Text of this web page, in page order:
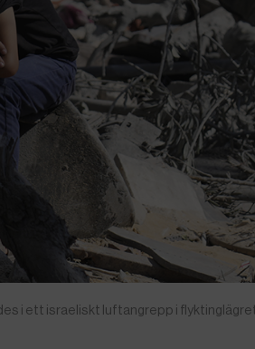
i ett israeliskt luftangrepp i